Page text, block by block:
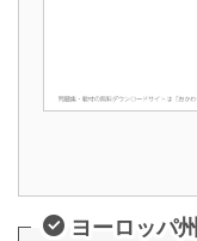
ヨーロッパ州